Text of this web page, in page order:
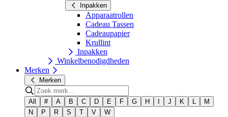
Inpakken
Apparaatrollen
Cadeau Tassen
Cadeaupapier
Krullint
Inpakken
Winkelbenodigdheden
Merken
Merken
All # A B C D E F G H J K L
M
N
P R S T V W